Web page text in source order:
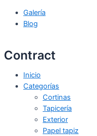
Galería
Blog
Contract
Inicio
Categorías
Cortinas
Tapicería
Exterior
Papel tapiz